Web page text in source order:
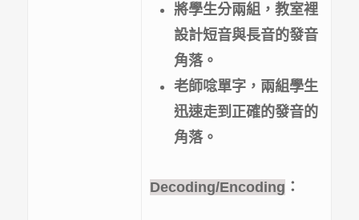
將學生分兩組，教室裡
設計短音與長音的發音
角落。
老師唸單字，兩組學生
迅速走到正確的發音的
角落。
Decoding/Encoding ：